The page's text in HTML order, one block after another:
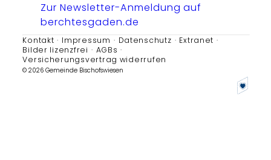
Zur Newsletter-Anmeldung auf
berchtesgaden.de
Kontakt Impressum Datenschutz
Extranet
Bilder lizenzfrei
AGBs
Versicherungsvertrag widerrufen
© 2026 Gemeinde Bischofswiesen